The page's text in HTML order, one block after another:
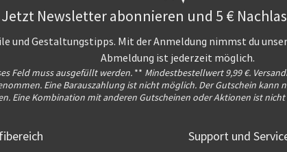
Jetzt Newsletter abonnieren und 5 €
und Gestaltungstipps. Mit der Anmeldung nimmst du
Abmeldung ist jederzeit möglich.
Feld muss ausgefüllt werden. ** Mindestbestellwert 9,99 €.
Eine Barauszahlung ist nicht möglich. Der Gutschein kann
Eine Kombination mit anderen Gutscheinen oder Aktionen ist
Support und